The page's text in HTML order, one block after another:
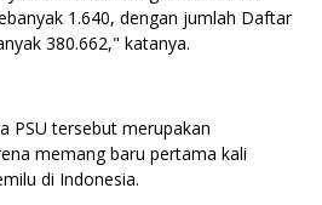
1.640, dengan jumlah Daftar
380.662," katanya.
PSU tersebut merupakan
memang baru pertama kali
di Indonesia.